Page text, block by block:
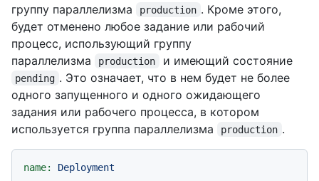
группу параллелизма
production . Кроме этого,
будет отменено любое задание или рабочий
процесс, использующий группу
параллелизма
production и имеющий состояние
pending . Это означает, что в нем будет не более
одного запущенного и одного ожидающего
задания или рабочего процесса, в котором
используется группа параллелизма
production .
name: Deployment